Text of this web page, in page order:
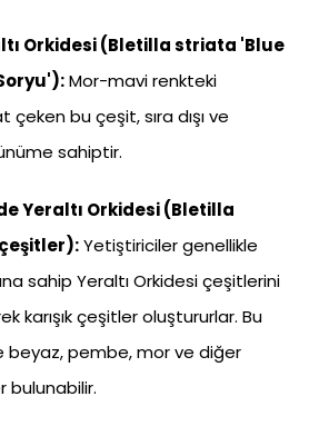
Orkidesi (Bletilla striata 'Blue
Mor-mavi renkteki
çeken bu çeşit, sıra dışı ve
sahiptir.
Yeraltı Orkidesi (Bletilla
Yetiştiriciler genellikle
sahip Yeraltı Orkidesi çeşitlerini
karışık çeşitler oluştururlar. Bu
beyaz, pembe, mor ve diğer
bulunabilir.